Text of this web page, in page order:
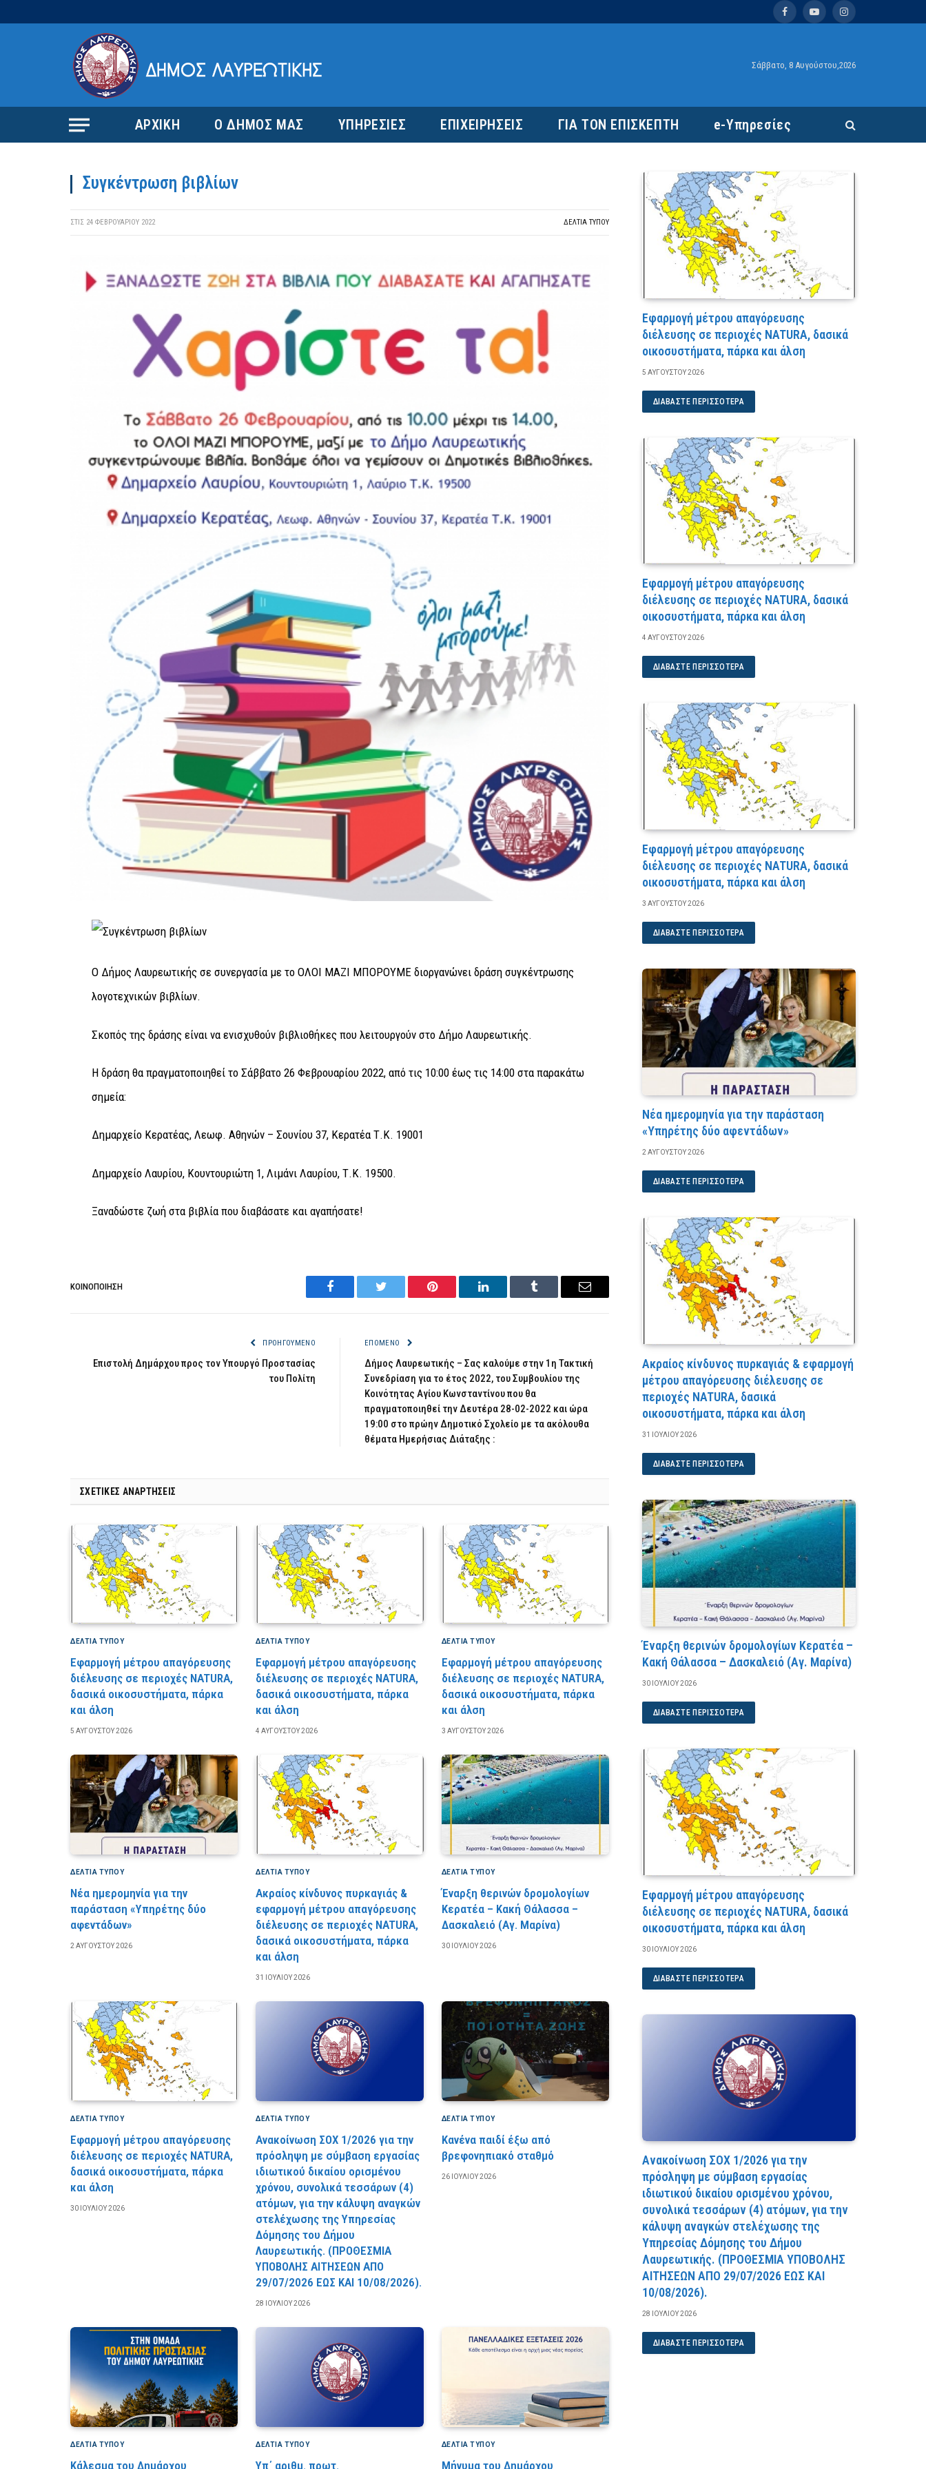
FacebookYouTubeInstagram
Σάββατο, 8 Αυγούστου,2026
ΑΡΧΙΚΗ Ο ΔΗΜΟΣ ΜΑΣ ΥΠΗΡΕΣΙΕΣ ΕΠΙΧΕΙΡΗΣΕΙΣ ΓΙΑ ΤΟΝ ΕΠΙΣΚΕΠΤΗ e-Υπηρεσίες
Συγκέντρωση βιβλίων
ΣΤΙΣ 24 ΦΕΒΡΟΥΑΡΊΟΥ 2022 ΔΕΛΤΙΑ ΤΥΠΟΥ
Ο Δήμος Λαυρεωτικής σε συνεργασία με το ΟΛΟΙ ΜΑΖΙ ΜΠΟΡΟΥΜΕ διοργανώνει δράση συγκέντρωσης
λογοτεχνικών βιβλίων.
Σκοπός της δράσης είναι να ενισχυθούν βιβλιοθήκες που λειτουργούν στο Δήμο Λαυρεωτικής.
Η δράση θα πραγματοποιηθεί το Σάββατο 26 Φεβρουαρίου 2022, από τις 10:00 έως τις 14:00 στα παρακάτω
σημεία:
Δημαρχείο Κερατέας, Λεωφ. Αθηνών – Σουνίου 37, Κερατέα Τ.Κ. 19001
Δημαρχείο Λαυρίου, Κουντουριώτη 1, Λιμάνι Λαυρίου, Τ.Κ. 19500.
Ξαναδώστε ζωή στα βιβλία που διαβάσατε και αγαπήσατε!
ΚΟΙΝΟΠΟΊΗΣΗ
Facebook Twitter Pinterest LinkedIn Tumblr Email
ΠΡΟΗΓΟΎΜΕΝΟ
Επιστολή Δημάρχου προς τον Υπουργό Προστασίας
του Πολίτη
ΕΠΌΜΕΝΟ
Δήμος Λαυρεωτικής – Σας καλούμε στην 1η Τακτική
Συνεδρίαση για το έτος 2022, του Συμβουλίου της
Κοινότητας Αγίου Κωνσταντίνου που θα
πραγματοποιηθεί την Δευτέρα 28-02-2022 και ώρα
19:00 στο πρώην Δημοτικό Σχολείο με τα ακόλουθα
θέματα Ημερήσιας Διάταξης :
ΣΧΕΤΙΚΈΣ ΑΝΑΡΤΉΣΕΙΣ
ΔΕΛΤΙΑ ΤΥΠΟΥ
Εφαρμογή μέτρου απαγόρευσης
διέλευσης σε περιοχές NATURA,
δασικά οικοσυστήματα, πάρκα
και άλση
5 ΑΥΓΟΎΣΤΟΥ 2026
ΔΕΛΤΙΑ ΤΥΠΟΥ
Εφαρμογή μέτρου απαγόρευσης
διέλευσης σε περιοχές NATURA,
δασικά οικοσυστήματα, πάρκα
και άλση
4 ΑΥΓΟΎΣΤΟΥ 2026
ΔΕΛΤΙΑ ΤΥΠΟΥ
Εφαρμογή μέτρου απαγόρευσης
διέλευσης σε περιοχές NATURA,
δασικά οικοσυστήματα, πάρκα
και άλση
3 ΑΥΓΟΎΣΤΟΥ 2026
ΔΕΛΤΙΑ ΤΥΠΟΥ
Νέα ημερομηνία για την
παράσταση «Υπηρέτης δύο
αφεντάδων»
2 ΑΥΓΟΎΣΤΟΥ 2026
ΔΕΛΤΙΑ ΤΥΠΟΥ
Ακραίος κίνδυνος πυρκαγιάς &
εφαρμογή μέτρου απαγόρευσης
διέλευσης σε περιοχές NATURA,
δασικά οικοσυστήματα, πάρκα
και άλση
31 ΙΟΥΛΊΟΥ 2026
ΔΕΛΤΙΑ ΤΥΠΟΥ
Έναρξη θερινών δρομολογίων
Κερατέα – Κακή Θάλασσα –
Δασκαλειό (Αγ. Μαρίνα)
30 ΙΟΥΛΊΟΥ 2026
ΔΕΛΤΙΑ ΤΥΠΟΥ
Εφαρμογή μέτρου απαγόρευσης
διέλευσης σε περιοχές NATURA,
δασικά οικοσυστήματα, πάρκα
και άλση
30 ΙΟΥΛΊΟΥ 2026
ΔΕΛΤΙΑ ΤΥΠΟΥ
Ανακοίνωση ΣΟΧ 1/2026 για την
πρόσληψη με σύμβαση εργασίας
ιδιωτικού δικαίου ορισμένου
χρόνου, συνολικά τεσσάρων (4)
ατόμων, για την κάλυψη αναγκών
στελέχωσης της Υπηρεσίας
Δόμησης του Δήμου
Λαυρεωτικής. (ΠPOΘEΣMIA
YΠOBOΛHΣ AITHΣEΩN AΠO
29/07/2026 EΩΣ KAI 10/08/2026).
28 ΙΟΥΛΊΟΥ 2026
ΔΕΛΤΙΑ ΤΥΠΟΥ
Κανένα παιδί έξω από
βρεφονηπιακό σταθμό
26 ΙΟΥΛΊΟΥ 2026
ΔΕΛΤΙΑ ΤΥΠΟΥ
Κάλεσμα του Δημάρχου
ΔΕΛΤΙΑ ΤΥΠΟΥ
Υπ΄ αριθμ. πρωτ.
ΔΕΛΤΙΑ ΤΥΠΟΥ
Μήνυμα του Δημάρχου
Εφαρμογή μέτρου απαγόρευσης
διέλευσης σε περιοχές NATURA, δασικά
οικοσυστήματα, πάρκα και άλση
5 ΑΥΓΟΎΣΤΟΥ 2026
ΔΙΑΒΆΣΤΕ ΠΕΡΙΣΣΌΤΕΡΑ
Εφαρμογή μέτρου απαγόρευσης
διέλευσης σε περιοχές NATURA, δασικά
οικοσυστήματα, πάρκα και άλση
4 ΑΥΓΟΎΣΤΟΥ 2026
ΔΙΑΒΆΣΤΕ ΠΕΡΙΣΣΌΤΕΡΑ
Εφαρμογή μέτρου απαγόρευσης
διέλευσης σε περιοχές NATURA, δασικά
οικοσυστήματα, πάρκα και άλση
3 ΑΥΓΟΎΣΤΟΥ 2026
ΔΙΑΒΆΣΤΕ ΠΕΡΙΣΣΌΤΕΡΑ
Νέα ημερομηνία για την παράσταση
«Υπηρέτης δύο αφεντάδων»
2 ΑΥΓΟΎΣΤΟΥ 2026
ΔΙΑΒΆΣΤΕ ΠΕΡΙΣΣΌΤΕΡΑ
Ακραίος κίνδυνος πυρκαγιάς & εφαρμογή
μέτρου απαγόρευσης διέλευσης σε
περιοχές NATURA, δασικά
οικοσυστήματα, πάρκα και άλση
31 ΙΟΥΛΊΟΥ 2026
ΔΙΑΒΆΣΤΕ ΠΕΡΙΣΣΌΤΕΡΑ
Έναρξη θερινών δρομολογίων Κερατέα –
Κακή Θάλασσα – Δασκαλειό (Αγ. Μαρίνα)
30 ΙΟΥΛΊΟΥ 2026
ΔΙΑΒΆΣΤΕ ΠΕΡΙΣΣΌΤΕΡΑ
Εφαρμογή μέτρου απαγόρευσης
διέλευσης σε περιοχές NATURA, δασικά
οικοσυστήματα, πάρκα και άλση
30 ΙΟΥΛΊΟΥ 2026
ΔΙΑΒΆΣΤΕ ΠΕΡΙΣΣΌΤΕΡΑ
Ανακοίνωση ΣΟΧ 1/2026 για την
πρόσληψη με σύμβαση εργασίας
ιδιωτικού δικαίου ορισμένου χρόνου,
συνολικά τεσσάρων (4) ατόμων, για την
κάλυψη αναγκών στελέχωσης της
Υπηρεσίας Δόμησης του Δήμου
Λαυρεωτικής. (ΠPOΘEΣMIA YΠOBOΛHΣ
AITHΣEΩN AΠO 29/07/2026 EΩΣ KAI
10/08/2026).
28 ΙΟΥΛΊΟΥ 2026
ΔΙΑΒΆΣΤΕ ΠΕΡΙΣΣΌΤΕΡΑ